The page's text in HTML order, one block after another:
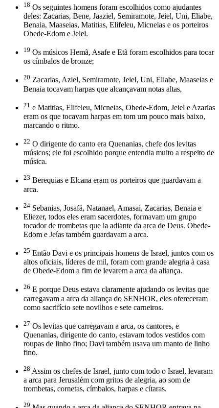
18 Os seguintes homens foram escolhidos como ajudantes
deles: Zacarias, Bene, Jaaziel, Semiramote, Jeiel, Uni, Eliabe,
Benaia, Maaseias, Matitias, Elifeleu, Micneias e os porteiros
Obede-Edom e Jeiel.
19 Os músicos Hemã, Asafe e Etã foram escolhidos para tocar
os címbalos de bronze;
20 Zacarias, Aziel, Semiramote, Jeiel, Uni, Eliabe, Maaseias e
Benaia tocavam harpas que alcançavam notas altas,
21 e Matitias, Elifeleu, Micneias, Obede-Edom, Jeiel e Azarias
eram os que tocavam harpas em tom um pouco mais baixo,
marcando o ritmo.
22 O dirigente do canto era Quenanias, chefe dos levitas
músicos; ele foi escolhido porque entendia muito a respeito de
música.
23 Berequias e Elcana eram os porteiros que guardavam a
arca.
24 Sebanias, Josafá, Natanael, Amasai, Zacarias, Benaia e
Eliezer, todos eles eram sacerdotes, formavam um grupo
tocador de trombetas que ia adiante da arca de Deus. Obede-
Edom e Jeías também guardavam a arca.
25 Então Davi e os principais homens de Israel, juntos com os
altos oficiais, líderes de mil, foram com grande alegria à casa
de Obede-Edom a fim de levarem a arca da aliança.
26 E porque Deus estava claramente ajudando os levitas que
carregavam a arca da aliança do SENHOR, eles ofereceram
como sacrifício sete novilhos e sete carneiros.
27 Os levitas que carregavam a arca, os cantores, e
Quenanias, dirigente do canto, estavam todos vestidos com
roupas de linho fino; Davi também usava um manto de linho
fino.
28 Assim os chefes de Israel, junto com todo o Israel, levaram
a arca para Jerusalém com gritos de alegria, ao som de
trombetas, cornetas, címbalos, harpas e cítaras.
29